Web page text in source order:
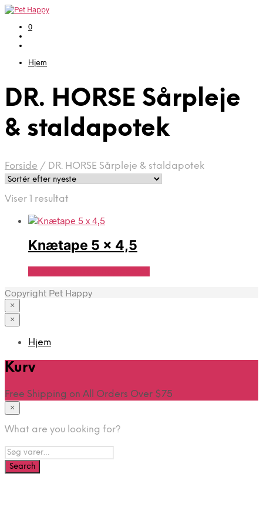
0
Hjem
DR. HORSE Sårpleje
& staldapotek
Forside / DR. HORSE Sårpleje & staldapotek
Viser 1 resultat
Knætape 5 x 4,5
Copyright Pet Happy
×
×
Hjem
Kurv
Free Shipping on All Orders Over $75
×
What are you looking for?